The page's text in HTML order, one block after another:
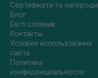
Сертифікати та нагороди
Блог
Бюті словник
Контакты
Условия использования
сайта
Политика
конфиденциальности